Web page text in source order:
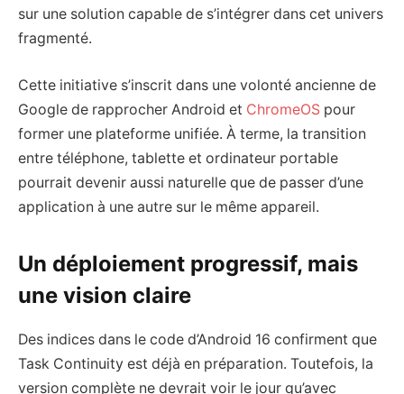
sur une solution capable de s’intégrer dans cet univers
fragmenté.
Cette initiative s’inscrit dans une volonté ancienne de
Google de rapprocher Android et ChromeOS pour
former une plateforme unifiée. À terme, la transition
entre téléphone, tablette et ordinateur portable
pourrait devenir aussi naturelle que de passer d’une
application à une autre sur le même appareil.
Un déploiement progressif, mais
une vision claire
Des indices dans le code d’Android 16 confirment que
Task Continuity est déjà en préparation. Toutefois, la
version complète ne devrait voir le jour qu’avec